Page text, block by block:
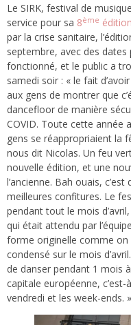
Le SIRK, festival de
service pour sa 8ème édition
par la crise sanitaire,
septembre, avec des
fonctionné, et le public a
samedi soir : « le fait
aux gens de montrer que
dancefloor de manière
COVID. Toute cette année
gens se réappropriaient la
nous dit Nicolas. Un feu
nouvelle édition, et une
l’ancienne. Bah ouais,
meilleures confitures. Le
pendant tout le mois
qui était attendu par
forme originelle comme on
condensé sur le mois
de danser pendant 1 mois
capitale européenne,
vendredi et les week-ends. »